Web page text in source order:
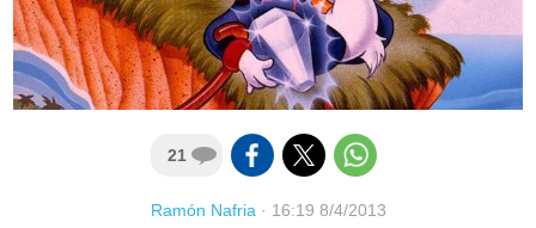
21
Ramón Nafria · 16:19 8/4/2013